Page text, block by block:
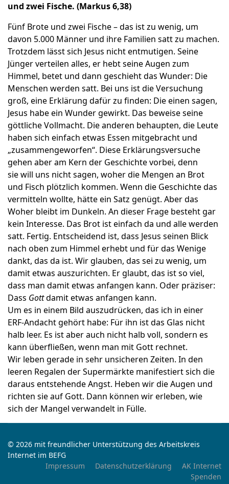
und zwei Fische. (Markus 6,38)
Fünf Brote und zwei Fische – das ist zu wenig, um
davon 5.000 Männer und ihre Familien satt zu machen.
Trotzdem lässt sich Jesus nicht entmutigen. Seine
Jünger verteilen alles, er hebt seine Augen zum
Himmel, betet und dann geschieht das Wunder: Die
Menschen werden satt. Bei uns ist die Versuchung
groß, eine Erklärung dafür zu finden: Die einen sagen,
Jesus habe ein Wunder gewirkt. Das beweise seine
göttliche Vollmacht. Die anderen behaupten, die Leute
haben sich einfach etwas Essen mitgebracht und
„zusammengeworfen“. Diese Erklärungsversuche
gehen aber am Kern der Geschichte vorbei, denn
siewill uns nicht sagen, woher die Mengen an Brot
und Fisch plötzlich kommen. Wenn die Geschichte das
vermitteln wollte, hätte ein Satz genügt. Aber das
Woher bleibt im Dunkeln. An dieser Frage besteht gar
kein Interesse. Das Brot ist einfach da und alle werden
satt. Fertig. Entscheidend ist, dass Jesus seinen Blick
nach oben zum Himmel erhebt und für das Wenige
dankt, das da ist. Wir glauben, das sei zu wenig, um
damit etwas auszurichten. Er glaubt, das istso viel,
dass man damit etwas anfangen kann. Oder präziser:
Dass Gottdamit etwas anfangen kann.
Um es in einem Bild auszudrücken, das ich in einer
ERF-Andacht gehört habe: Für ihn ist das Glas nicht
halb leer. Es ist aber auch nicht halb voll, sondern es
kann überfließen, wenn man mit Gott rechnet.
Wir leben gerade in sehr unsicheren Zeiten. In den
leeren Regalen der Supermärkte manifestiert sich die
daraus entstehende Angst. Heben wir die Augen und
richten sie auf Gott. Dann können wir erleben, wie
sich der Mangel verwandelt in Fülle.
© 2026 mit freundlicher Unterstützung des Arbeitskreis
Internet im BEFG
Impressum
Datenschutzerklärung
AK Internet
Spenden